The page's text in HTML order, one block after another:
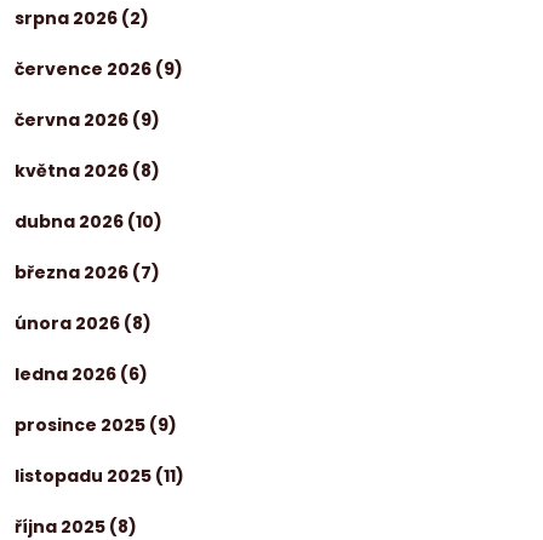
srpna 2026 (2)
července 2026 (9)
června 2026 (9)
května 2026 (8)
dubna 2026 (10)
března 2026 (7)
února 2026 (8)
ledna 2026 (6)
prosince 2025 (9)
listopadu 2025 (11)
října 2025 (8)